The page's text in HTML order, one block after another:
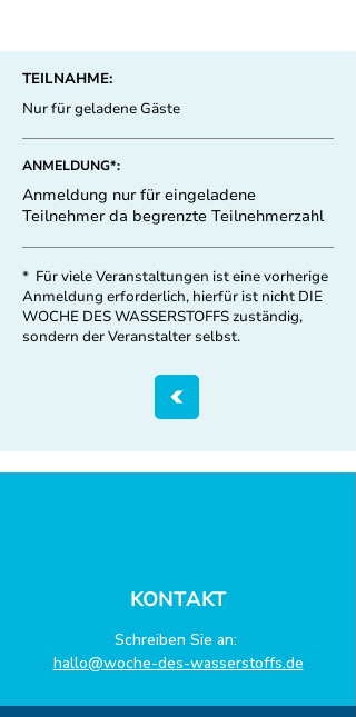
TEILNAHME:
Nur für geladene Gäste
ANMELDUNG*:
Anmeldung nur für eingeladene
Teilnehmer da begrenzte Teilnehmerzahl
* Für viele Veranstaltungen ist eine vorherige
Anmeldung erforderlich, hierfür ist nicht DIE
WOCHE DES WASSERSTOFFS zuständig,
sondern der Veranstalter selbst.
KONTAKT
Schreiben Sie an:
hallo@woche-des-wasserstoffs.de